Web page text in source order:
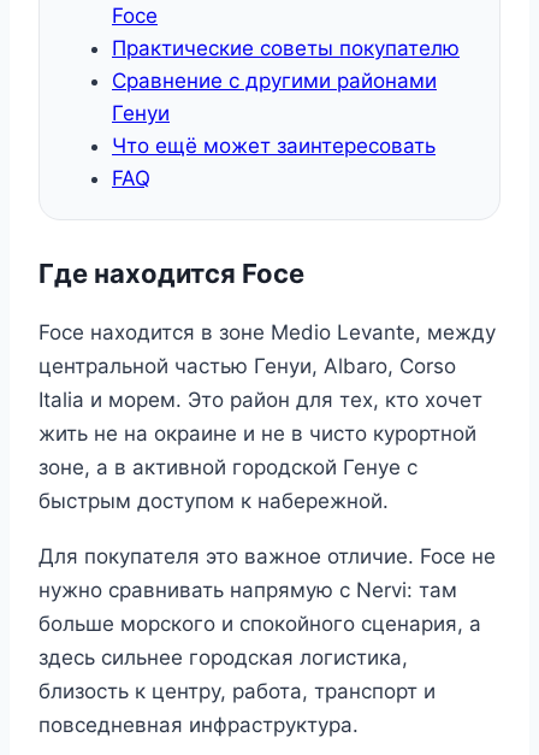
Foce
Практические советы покупателю
Сравнение с другими районами
Генуи
Что ещё может заинтересовать
FAQ
Где находится Foce
Foce находится в зоне Medio Levante, между
центральной частью Генуи, Albaro, Corso
Italia и морем. Это район для тех, кто хочет
жить не на окраине и не в чисто курортной
зоне, а в активной городской Генуе с
быстрым доступом к набережной.
Для покупателя это важное отличие. Foce не
нужно сравнивать напрямую с Nervi: там
больше морского и спокойного сценария, а
здесь сильнее городская логистика,
близость к центру, работа, транспорт и
повседневная инфраструктура.